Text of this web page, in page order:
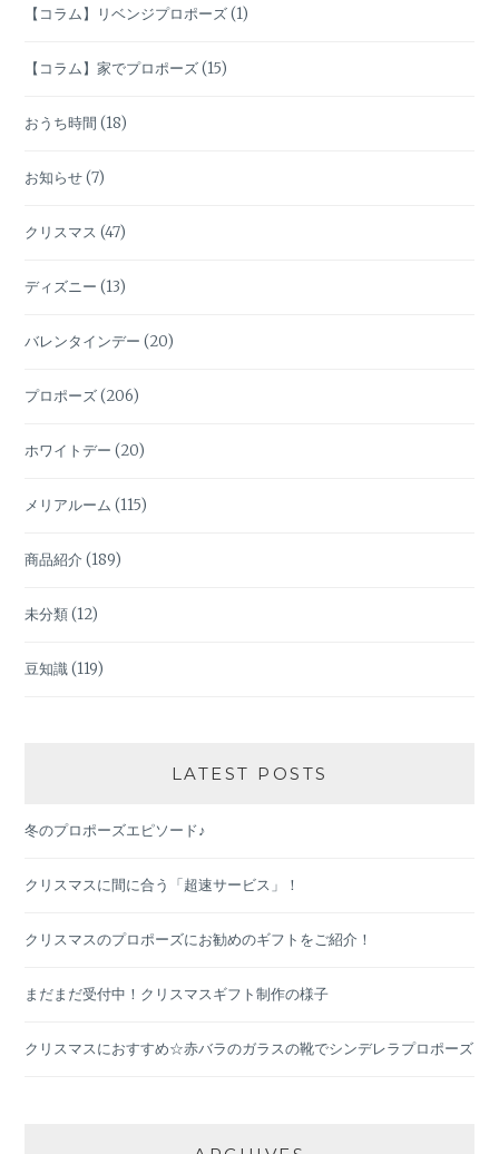
【コラム】リベンジプロポーズ(1)
【コラム】家でプロポーズ(15)
おうち時間 (18)
お知らせ(7)
クリスマス (47)
ディズニー (13)
バレンタインデー (20)
プロポーズ(206)
ホワイトデー (20)
メリアルーム (115)
商品紹介 (189)
未分類(12)
豆知識(119)
LATEST POSTS
冬のプロポーズエピソード♪
クリスマスに間に合う「超速サービス」！
クリスマスのプロポーズにお勧めのギフトをご紹介！
まだまだ受付中！クリスマスギフト制作の様子
クリスマスにおすすめ☆赤バラのガラスの靴でシンデレラプロポーズ